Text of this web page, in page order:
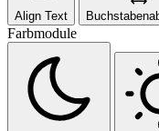
Align Text
Farbmodule